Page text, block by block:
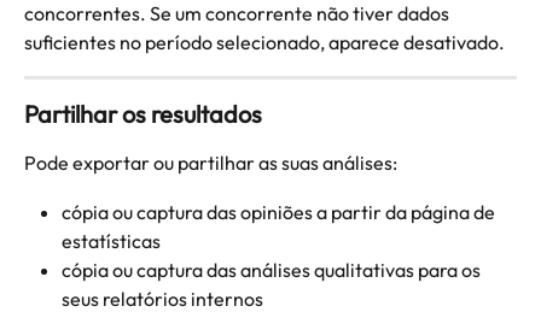
concorrentes. Se um concorrente não tiver dados
suficientes no período selecionado, aparece desativado.
Partilhar os resultados
Pode exportar ou partilhar as suas análises:
cópia ou captura das opiniões a partir da página de
estatísticas
cópia ou captura das análises qualitativas para os
seus relatórios internos